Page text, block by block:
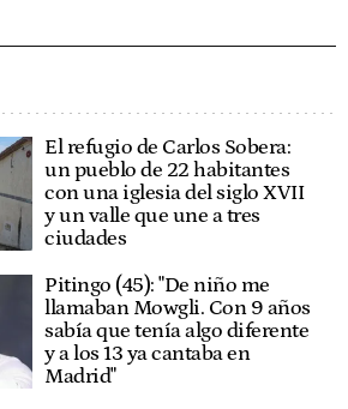
El refugio de Carlos Sobera:
un pueblo de 22 habitantes
con una iglesia del siglo XVII
y un valle que une a tres
ciudades
Pitingo (45): "De niño me
llamaban Mowgli. Con 9 años
sabía que tenía algo diferente
y a los 13 ya cantaba en
Madrid"